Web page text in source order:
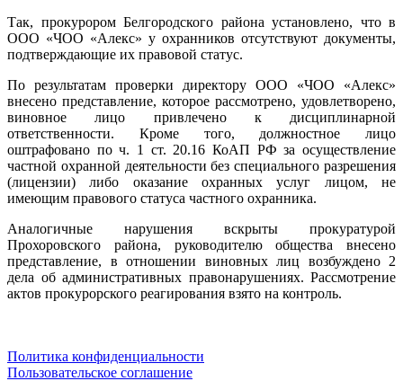
Так, прокурором Белгородского района установлено, что в
ООО «ЧОО «Алекс» у охранников отсутствуют документы,
подтверждающие их правовой статус.
По результатам проверки директору ООО «ЧОО «Алекс»
внесено представление, которое рассмотрено, удовлетворено,
виновное лицо привлечено к дисциплинарной
ответственности. Кроме того, должностное лицо
оштрафовано по ч. 1 ст. 20.16 КоАП РФ за осуществление
частной охранной деятельности без специального разрешения
(лицензии) либо оказание охранных услуг лицом, не
имеющим правового статуса частного охранника.
Аналогичные нарушения вскрыты прокуратурой
Прохоровского района, руководителю общества внесено
представление, в отношении виновных лиц возбуждено 2
дела об административных правонарушениях. Рассмотрение
актов прокурорского реагирования взято на контроль.
Политика конфиденциальности
Пользовательское соглашение